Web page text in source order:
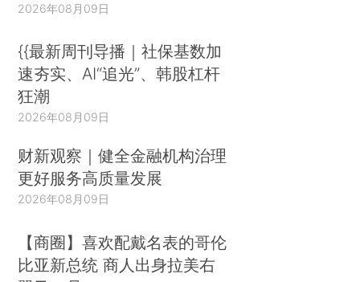
2026年08月09日
{{最新周刊导播｜社保基数加
速夯实、AI“追光”、韩股杠杆
狂潮
2026年08月09日
财新观察｜健全金融机构治理
更好服务高质量发展
2026年08月09日
【商圈】喜欢配戴名表的哥伦
比亚新总统 商人出身拉美右